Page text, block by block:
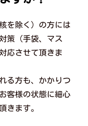
を除く）の方には
策（手袋、マス
応させて頂きま
る方も、かかりつ
客様の状態に細心
きます。